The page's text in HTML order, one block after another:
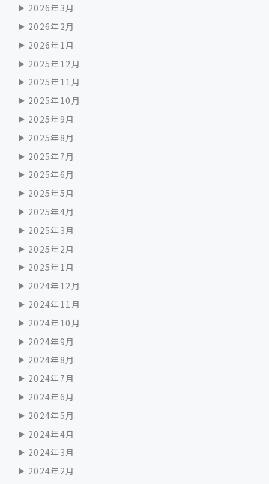
2026年3月
2026年2月
2026年1月
2025年12月
2025年11月
2025年10月
2025年9月
2025年8月
2025年7月
2025年6月
2025年5月
2025年4月
2025年3月
2025年2月
2025年1月
2024年12月
2024年11月
2024年10月
2024年9月
2024年8月
2024年7月
2024年6月
2024年5月
2024年4月
2024年3月
2024年2月